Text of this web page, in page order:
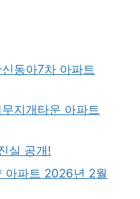
동아7차 아파트
지개타운 아파트
실 공개!
아파트 2026년 2월